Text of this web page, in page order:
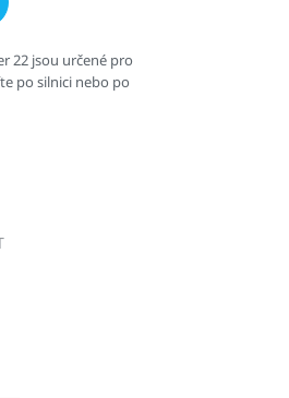
22 jsou určené pro
po silnici nebo po